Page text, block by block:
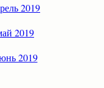
2019
2019
2019